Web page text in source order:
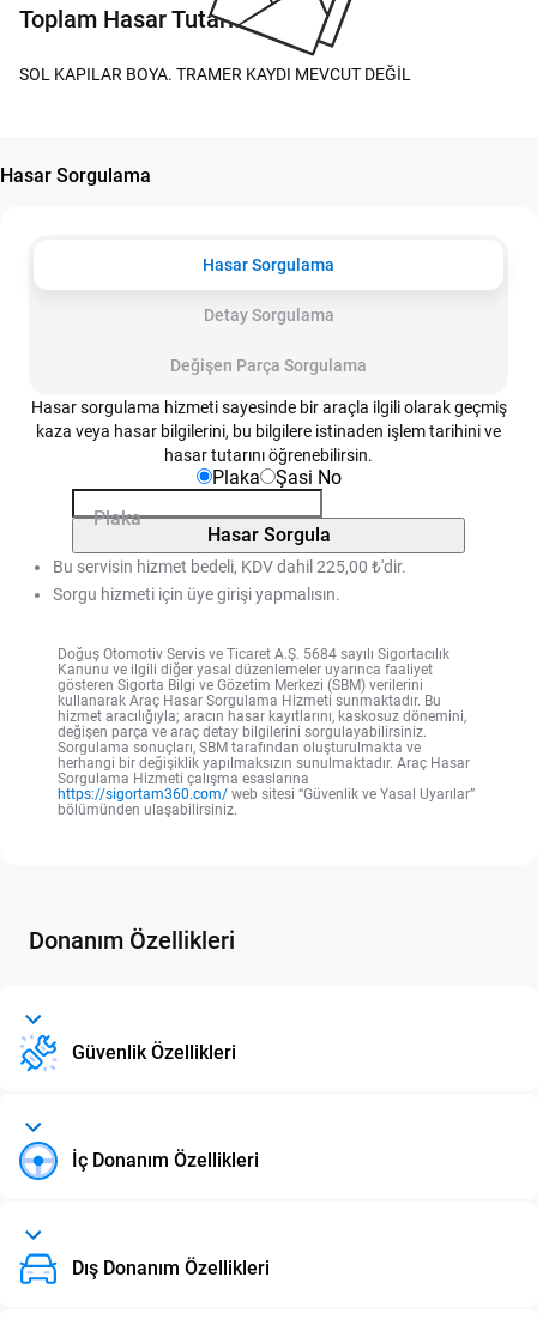
Toplam Hasar Tutarı:
SOL KAPILAR BOYA. TRAMER KAYDI MEVCUT DEĞİL
Hasar Sorgulama
Hasar Sorgulama
Detay Sorgulama
Değişen Parça Sorgulama
Hasar sorgulama hizmeti sayesinde bir araçla ilgili olarak geçmiş
kaza veya hasar bilgilerini, bu bilgilere istinaden işlem tarihini ve
hasar tutarını öğrenebilirsin.
Plaka
Şasi No
Plaka
Hasar Sorgula
Bu servisin hizmet bedeli, KDV dahil 225,00 ₺'dir.
Sorgu hizmeti için üye girişi yapmalısın.
Doğuş Otomotiv Servis ve Ticaret A.Ş. 5684 sayılı Sigortacılık
Kanunu ve ilgili diğer yasal düzenlemeler uyarınca faaliyet
gösteren Sigorta Bilgi ve Gözetim Merkezi (SBM) verilerini
kullanarak Araç Hasar Sorgulama Hizmeti sunmaktadır. Bu
hizmet aracılığıyla; aracın hasar kayıtlarını, kaskosuz dönemini,
değişen parça ve araç detay bilgilerini sorgulayabilirsiniz.
Sorgulama sonuçları, SBM tarafından oluşturulmakta ve
herhangi bir değişiklik yapılmaksızın sunulmaktadır. Araç Hasar
Sorgulama Hizmeti çalışma esaslarına
https://sigortam360.com/ web sitesi “Güvenlik ve Yasal Uyarılar”
bölümünden ulaşabilirsiniz.
Donanım Özellikleri
Güvenlik Özellikleri
İç Donanım Özellikleri
Dış Donanım Özellikleri